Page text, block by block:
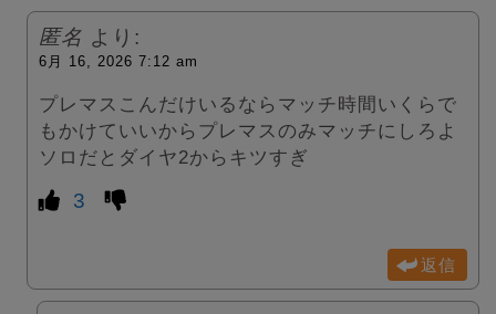
匿名 より:
6月 16, 2026 7:12 am
プレマスこんだけいるならマッチ時間いくらで
もかけていいからプレマスのみマッチにしろよ
ソロだとダイヤ2からキツすぎ
3
返信